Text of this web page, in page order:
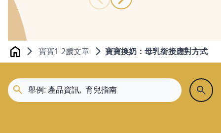
Home 寶寶1-2歲文章 寶寶換奶：母乳銜接應對方式